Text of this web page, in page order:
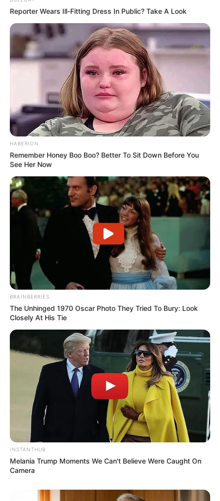
decorfacil
6. Kit bate mão com pano de prato
Este kit de bate mão com pano de prato
estampado pode ser feito à mão. Capriche no
acabamento, coloque apliques de renda e pronto!
7. Porta copo de feltro em formato de folhas
Reporter Wears Ill-Fitting Dress In Public? Take A Look
HABERION
Remember Honey Boo Boo? Better To Sit Down Before You
See Her Now
BRAINBERRIES
The Unhinged 1970 Oscar Photo They Tried To Bury: Look
Closely At His Tie
INSTANTHUB
Melania Trump Moments We Can't Believe Were Caught On
Camera